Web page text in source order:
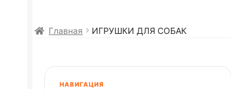
Главная ИГРУШКИ ДЛЯ СОБАК
НАВИГАЦИЯ